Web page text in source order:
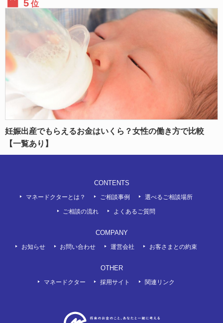
位
妊娠出産でもらえるお金はいくら？女性の働き方で比較
【一覧あり】
CONTENTS
マネードクターとは？ ご相談事例 選べるご相談場所
ご相談の流れ よくあるご質問
COMPANY
お知らせ お問い合わせ 運営会社 お客さまとの約束
OTHER
マネードクター 採用サイト 関連リンク